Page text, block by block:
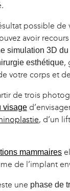
possible
avoir
simulation 3D
esthétique,
votre corps et
de trois
visage
, d’un
mammaires
de l’implant
une phase de